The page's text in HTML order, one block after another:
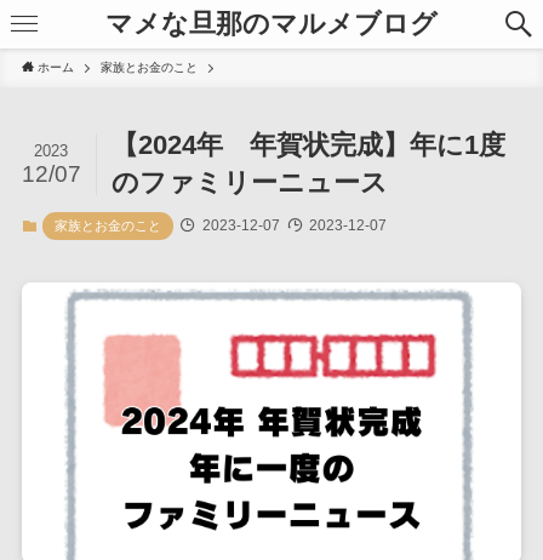
マメな旦那のマルメブログ
ホーム 家族とお金のこと
【2024年 年賀状完成】年に1度
のファミリーニュース
2023
12/07
家族とお金のこと 2023-12-07 2023-12-07